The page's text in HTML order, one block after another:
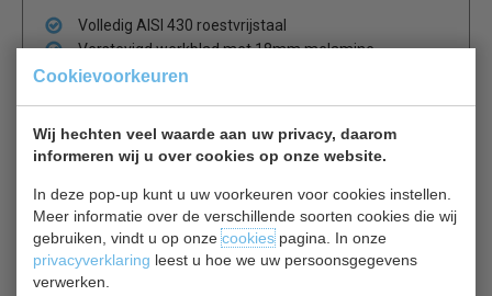
Cookievoorkeuren
Wij hechten veel waarde aan uw privacy, daarom
informeren wij u over cookies op onze website.
In deze pop-up kunt u uw voorkeuren voor cookies instellen.
Meer informatie over de verschillende soorten cookies die wij
gebruiken, vindt u op onzecookiespagina. In onze
privacyverklaring leest u hoe we uw persoonsgegevens
verwerken.
Volledig AISI 430 roestvrijstaal
Verstevigd werkblad met 18mm melamine
Verstelbare hoogte van 85 tot 92cm
Is dit iets voor jou?